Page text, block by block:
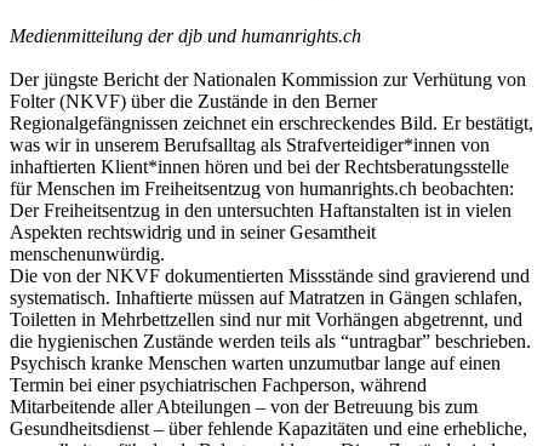
Medienmitteilung der djb und humanrights.ch
Der jüngste Bericht der Nationalen Kommission zur Verhütung von
Folter (NKVF) über die Zustände in den Berner
Regionalgefängnissen zeichnet ein erschreckendes Bild. Er bestätigt,
was wir in unserem Berufsalltag als Strafverteidiger*innen von
inhaftierten Klient*innen hören und bei der Rechtsberatungsstelle
für Menschen im Freiheitsentzug von humanrights.ch beobachten:
Der Freiheitsentzug in den untersuchten Haftanstalten ist in vielen
Aspekten rechtswidrig und in seiner Gesamtheit
menschenunwürdig.
Die von der NKVF dokumentierten Missstände sind gravierend und
systematisch. Inhaftierte müssen auf Matratzen in Gängen schlafen,
Toiletten in Mehrbettzellen sind nur mit Vorhängen abgetrennt, und
die hygienischen Zustände werden teils als “untragbar” beschrieben.
Psychisch kranke Menschen warten unzumutbar lange auf einen
Termin bei einer psychiatrischen Fachperson, während
Mitarbeitende aller Abteilungen – von der Betreuung bis zum
Gesundheitsdienst – über fehlende Kapazitäten und eine erhebliche,